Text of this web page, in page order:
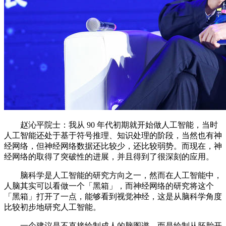
赵沁平院士：我从 90 年代初期就开始做人工智能，当时
人工智能还处于基于符号推理、知识处理的阶段，当然也有神
经网络，但神经网络数据还比较少，还比较弱势。而现在，神
经网络的取得了突破性的进展，并且得到了很深刻的应用。
脑科学是人工智能的研究方向之一，然而在人工智能中，
人脑其实可以看做一个「黑箱」，而神经网络的研究将这个
「黑箱」打开了一点，能够看到视觉神经，这是从脑科学角度
比较初步地研究人工智能。